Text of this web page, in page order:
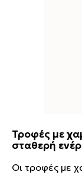
Τροφές με
σταθερή
Οι τροφές με